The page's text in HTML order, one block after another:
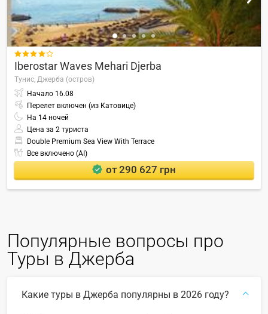

Iberostar Waves Mehari Djerba
Тунис, Джерба (остров)
Начало 16.08
Перелет включен (из Катовице)
На 14 ночей
Цена за 2 туриста
Double Premium Sea View With Terrace
Все включено (AI)
от 290 627 грн
Популярные вопросы про
Туры в Джерба
Какие туры в Джерба популярны в 2026 году?